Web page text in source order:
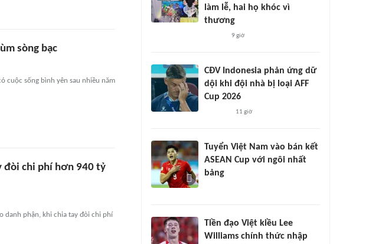
sòng bạc
cuộc sống bình yên sau nhiều năm
đòi chi phí hơn 940 tỷ
danh phận, khi chia tay đòi chi phí
làm lễ, hai họ khóc vì
thương
9 giờ
CĐV Indonesia phản ứng dữ
dội khi đội nhà bị loại AFF
Cup 2026
11 giờ
Tuyển Việt Nam vào bán kết
ASEAN Cup với ngôi nhất
bảng
Tiền đạo Việt kiều Lee
Williams chính thức nhập